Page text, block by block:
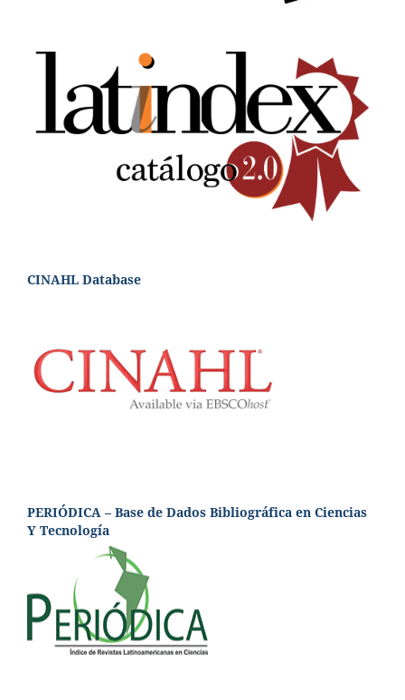
CINAHL Database
PERIÓDICA – Base de Dados Bibliográfica en Ciencias
Y Tecnología